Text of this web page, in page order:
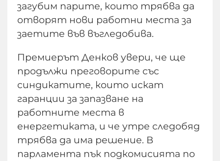
загубим парите, които трябва да
отворят нови работни места за
заетите във въгледобива.
Премиерът Денков увери, че ще
продължи преговорите със
синдикатите, които искат
гаранции за запазване на
работните места в
енергетиката, и че утре следобяд
трябва да има решение. В
парламента пък подкомисията по